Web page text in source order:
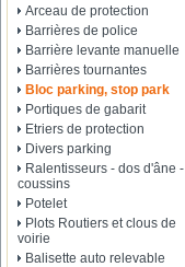
Arceau de protection
Barrières de police
Barrière levante manuelle
Barrières tournantes
Bloc parking, stop park
Portiques de gabarit
Etriers de protection
Divers parking
Ralentisseurs - dos d'âne -
coussins
Potelet
Plots Routiers et clous de
voirie
Balisette auto relevable